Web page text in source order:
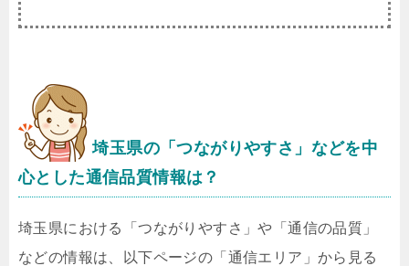
埼玉県の「つながりやすさ」などを中
心とした通信品質情報は？
埼玉県における「つながりやすさ」や「通信の品質」
などの情報は、以下ページの「通信エリア」から見る